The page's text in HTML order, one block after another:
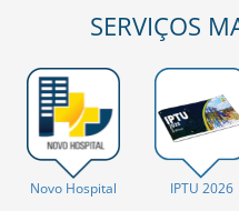
SERVIÇOS
Novo Hospital IPTU 2026